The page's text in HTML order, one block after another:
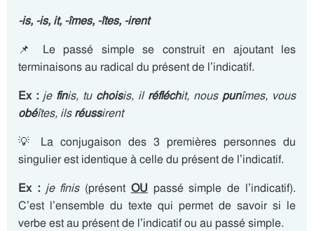
-is, -is, it, -îmes, -îtes, -irent
📌 Le passé simple se construit en ajoutant les
terminaisons au radical du présent de l’indicatif.
Ex : je finis, tu choisis, il réfléchit, nous punîmes, vous
obéîtes, ilsréussirent
💡 La conjugaison des 3 premières personnes du
singulier est identique à celle du présent de l’indicatif.
Ex : je finis(présent OU passé simple de l’indicatif).
C’est l’ensemble du texte qui permet de savoir si le
verbe est au présent de l’indicatif ou au passé simple.